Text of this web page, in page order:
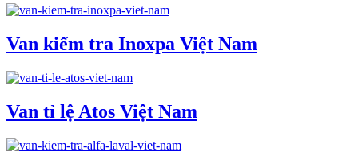
Van kiểm tra Inoxpa Việt Nam
Van tỉ lệ Atos Việt Nam